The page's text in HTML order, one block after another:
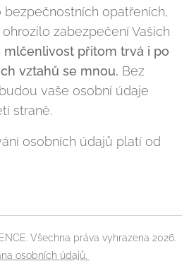
opatřeních,
zabezpečení Vašich
mlčenlivost přitom trvá i po
vztahů se mnou. Bez
vaše osobní údaje
straně.
osobních údajů platí od
Všechna práva vyhrazena 2026.
osobních údajů.